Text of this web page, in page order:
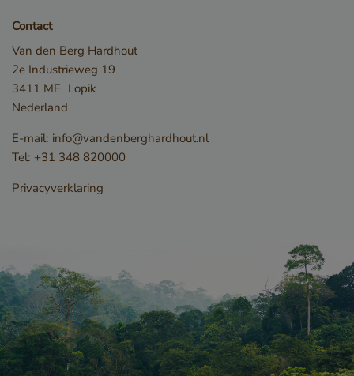
Contact
Van den Berg Hardhout
2e Industrieweg 19
3411 ME Lopik
Nederland
E-mail: info@vandenberghardhout.nl
Tel: +31 348 820000
Privacyverklaring
gebruikersaanmelding en accountbeheer. De
website kan niet goed worden gebruikt zonder de
strikt noodzakelijke cookies.
Naam
_GRECAPTCHA
Google LLC
www.google.com